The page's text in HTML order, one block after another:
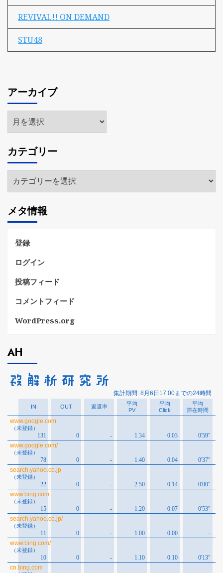
REVIVAL!! ON DEMAND
STU48
アーカイブ
ア
ー
イ
ブ
カテゴリー
テ
リ
ー
メタ情報
登録
ログイン
投稿フィード
コメントフィード
WordPress.org
AH